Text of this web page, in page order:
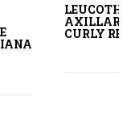
AXILLARIS
CURLY RED